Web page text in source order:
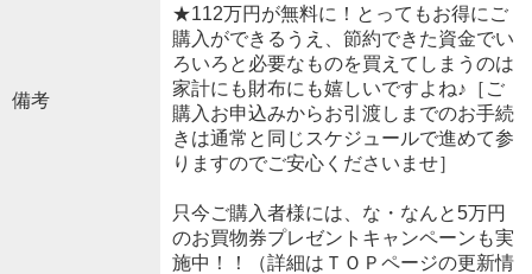
備考
★112万円が無料に！とってもお得にご
購入ができるうえ、節約できた資金でい
ろいろと必要なものを買えてしまうのは
家計にも財布にも嬉しいですよね♪［ご
購入お申込みからお引渡しまでのお手続
きは通常と同じスケジュールで進めて参
りますのでご安心くださいませ］
只今ご購入者様には、な・なんと5万円
のお買物券プレゼントキャンペーンも実
施中！！（詳細はＴＯＰページの更新情